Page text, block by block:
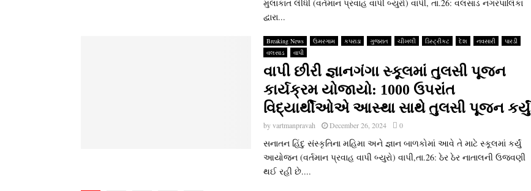
મુલાકાત લીધી (વર્તમાન પ્રવાહ વાપી બ્‍યુરો) વાપી, તા.26: વલસાડ નગરપાલિકા
દ્વારા...
Breaking News ઉમરગામ કપરાડા ગુજરાત ચીખલી ડિસ્ટ્રીકટ દેશ નવસારી
પારડી
વલસાડ
વાપી
વાપી છીરી જ્ઞાનગંગા સ્‍કૂલમાં તુલસી પૂજન
કાર્યક્રમ યોજાયો: 1000 ઉપરાંત
વિદ્યાર્થીઓએ આસ્‍થા સાથે તુલસી પૂજન કર્યું
byvartmanpravah December 26, 2024 0
સનાતન હિંદુ સંસ્‍કૃતિના મહિમા અને જ્ઞાન બાળકોમાં આવે તે માટે સ્‍કૂલમાં કર્યું
આયોજન (વર્તમાન પ્રવાહ વાપી બ્‍યુરો) વાપી,તા.26: ઠેર ઠેર નાતાલની ઉજવણી
થઈ રહી છે....